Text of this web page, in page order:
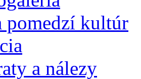
pomedzí kultúr
a nálezy